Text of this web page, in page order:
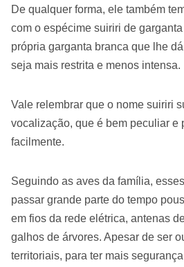
De qualquer forma, ele também
com o espécime suiriri de
própria garganta branca que lhe
seja mais restrita e menos intensa.
Vale relembrar que o nome suiriri
vocalização, que é bem peculiar e
facilmente.
Seguindo as aves da família,
passar grande parte do tempo
em fios da rede elétrica, antenas
galhos de árvores. Apesar de ser
territoriais, para ter mais